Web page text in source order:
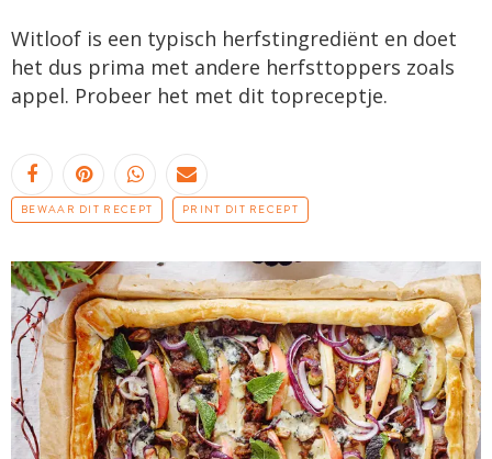
Witloof is een typisch herfstingrediënt en doet
het dus prima met andere herfsttoppers zoals
appel. Probeer het met dit topreceptje.
BEWAAR DIT RECEPT PRINT DIT RECEPT